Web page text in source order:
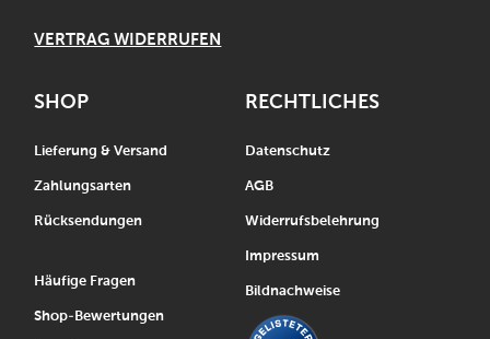
VERTRAG WIDERRUFEN
SHOP
Lieferung & Versand
Zahlungsarten
Rücksendungen
Häufige Fragen
Shop-Bewertungen
RECHTLICHES
Datenschutz
AGB
Widerrufsbelehrung
Impressum
Bildnachweise